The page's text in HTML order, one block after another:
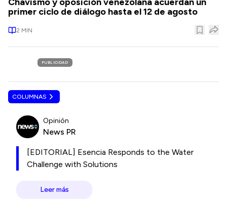
primer ciclo de diálogo hasta el 12 de agosto
2 MIN
PUBLICIDAD
COLUMNAS
Opinión
News PR
[EDITORIAL] Esencia Responds to the Water
Challenge with Solutions
Leer más